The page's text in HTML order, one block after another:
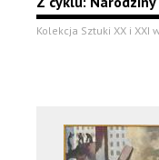
Kolekcja Sztuki XX i XXI